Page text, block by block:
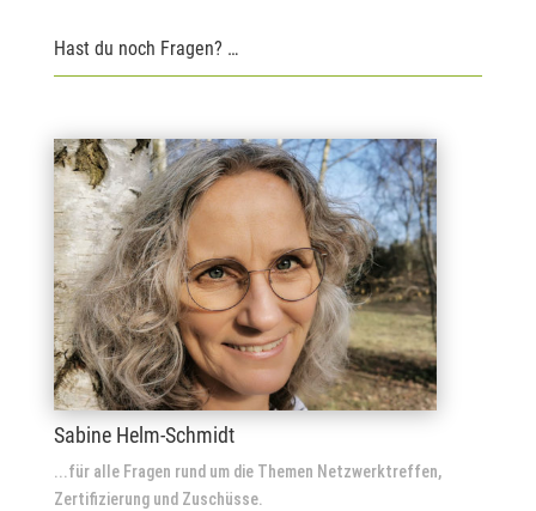
Hast du noch Fragen? …
Sabine Helm-Schmidt
...für alle Fragen rund um die Themen Netzwerktreffen,
Zertifizierung und Zuschüsse.